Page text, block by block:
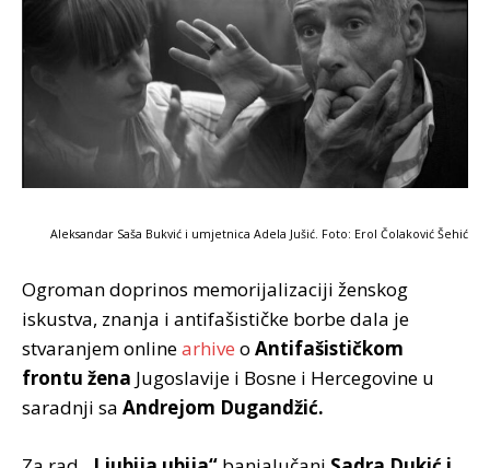
Aleksandar Saša Bukvić i umjetnica Adela Jušić. Foto: Erol Čolaković Šehić
Ogroman doprinos memorijalizaciji ženskog
iskustva, znanja i antifašističke borbe dala je
stvaranjem onlinearhive o Antifašističkom
frontu žena Jugoslavije i Bosne i Hercegovine u
saradnji sa Andrejom Dugandžić.